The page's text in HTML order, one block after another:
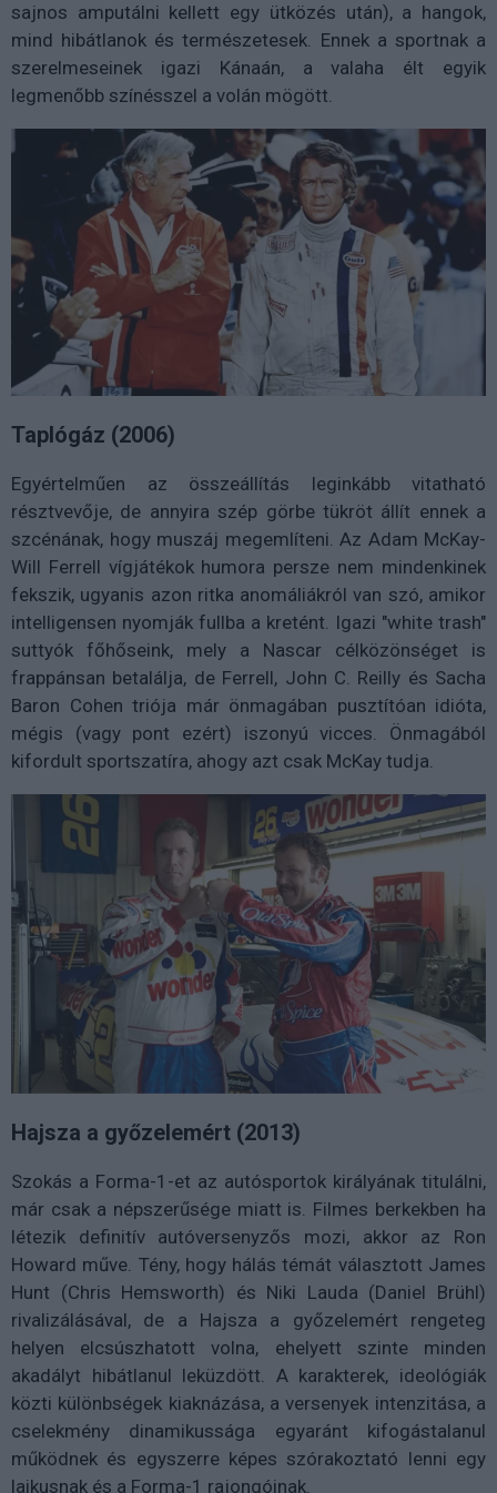
sajnos amputálni kellett egy ütközés után), a hangok,
mind hibátlanok és természetesek. Ennek a sportnak a
szerelmeseinek igazi Kánaán, a valaha élt egyik
legmenőbb színésszel a volán mögött.
Taplógáz (2006)
Egyértelműen az összeállítás leginkább vitatható
résztvevője, de annyira szép görbe tükröt állít ennek a
szcénának, hogy muszáj megemlíteni. Az Adam McKay-
Will Ferrell vígjátékok humora persze nem mindenkinek
fekszik, ugyanis azon ritka anomáliákról van szó, amikor
intelligensen nyomják fullba a kretént. Igazi "white trash"
suttyók főhőseink, mely a Nascar célközönséget is
frappánsan betalálja, de Ferrell, John C. Reilly és Sacha
Baron Cohen triója már önmagában pusztítóan idióta,
mégis (vagy pont ezért) iszonyú vicces. Önmagából
kifordult sportszatíra, ahogy azt csak McKay tudja.
Hajsza a győzelemért (2013)
Szokás a Forma-1-et az autósportok királyának titulálni,
már csak a népszerűsége miatt is. Filmes berkekben ha
létezik definitív autóversenyzős mozi, akkor az Ron
Howard műve. Tény, hogy hálás témát választott James
Hunt (Chris Hemsworth) és Niki Lauda (Daniel Brühl)
rivalizálásával, de a Hajsza a győzelemért rengeteg
helyen elcsúszhatott volna, ehelyett szinte minden
akadályt hibátlanul leküzdött. A karakterek, ideológiák
közti különbségek kiaknázása, a versenyek intenzitása, a
cselekmény dinamikussága egyaránt kifogástalanul
működnek és egyszerre képes szórakoztató lenni egy
laikusnak és a Forma-1 rajongóinak.